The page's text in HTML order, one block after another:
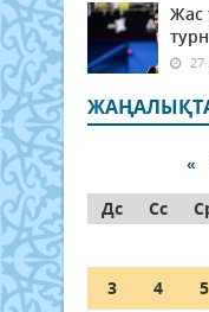
Жас
27
«
Дс
Сс
3
4 5